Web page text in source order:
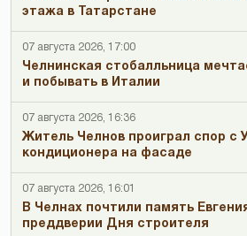
этажа в Татарстане
07 августа 2026, 17:00
Челнинская стобалльница
и побывать в Италии
07 августа 2026, 16:36
Житель Челнов проиграл спор с
кондиционера на фасаде
07 августа 2026, 16:01
В Челнах почтили память
преддверии Дня строителя